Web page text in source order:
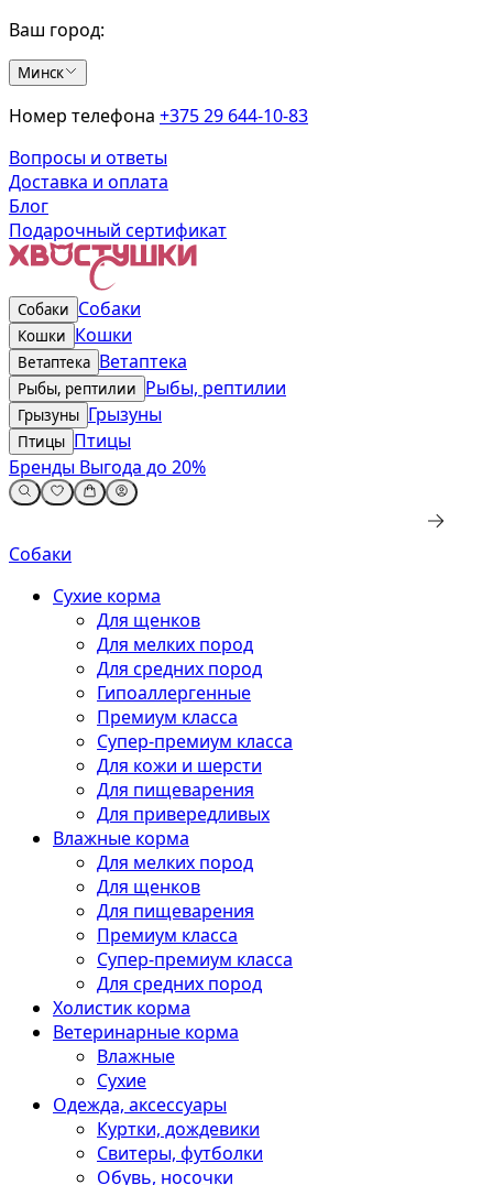
Ваш город:
Минск
Номер телефона +375 29 644-10-83
Вопросы и ответы
Доставка и оплата
Блог
Подарочный сертификат
Собаки Собаки
Кошки Кошки
Ветаптека Ветаптека
Рыбы, рептилии Рыбы, рептилии
Грызуны Грызуны
Птицы Птицы
Бренды Выгода до 20%
Собаки
Сухие корма
Для щенков
Для мелких пород
Для средних пород
Гипоаллергенные
Премиум класса
Супер-премиум класса
Для кожи и шерсти
Для пищеварения
Для привередливых
Влажные корма
Для мелких пород
Для щенков
Для пищеварения
Премиум класса
Супер-премиум класса
Для средних пород
Холистик корма
Ветеринарные корма
Влажные
Сухие
Одежда, аксессуары
Куртки, дождевики
Свитеры, футболки
Обувь, носочки